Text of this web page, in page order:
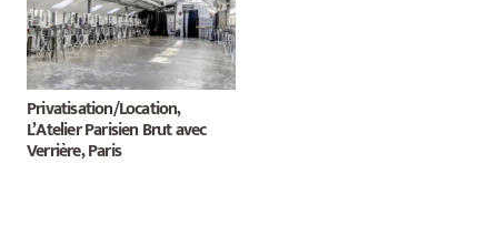
Privatisation/Location,
L’Atelier Parisien Brut avec
Verrière, Paris